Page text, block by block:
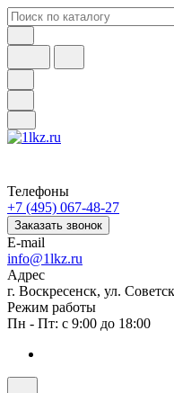
Телефоны
+7 (495) 067-48-27
Заказать звонок
E-mail
info@1lkz.ru
Адрес
г. Воскресенск, ул.
Режим работы
Пн - Пт: с 9:00 до 18:00